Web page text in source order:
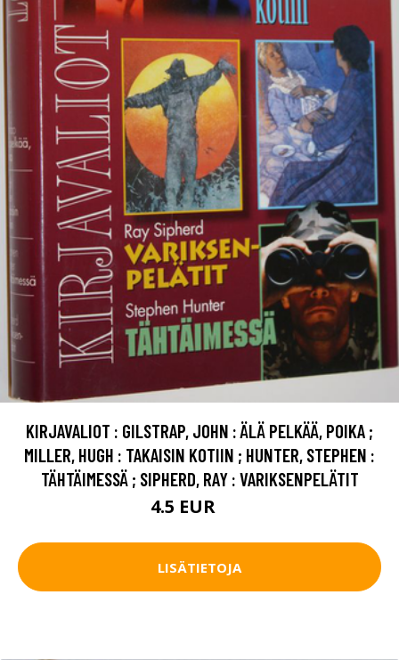
KIRJAVALIOT : GILSTRAP, JOHN : ÄLÄ PELKÄÄ, POIKA ;
MILLER, HUGH : TAKAISIN KOTIIN ; HUNTER, STEPHEN :
TÄHTÄIMESSÄ ; SIPHERD, RAY : VARIKSENPELÄTIT
4.5 EUR
LISÄTIETOJA